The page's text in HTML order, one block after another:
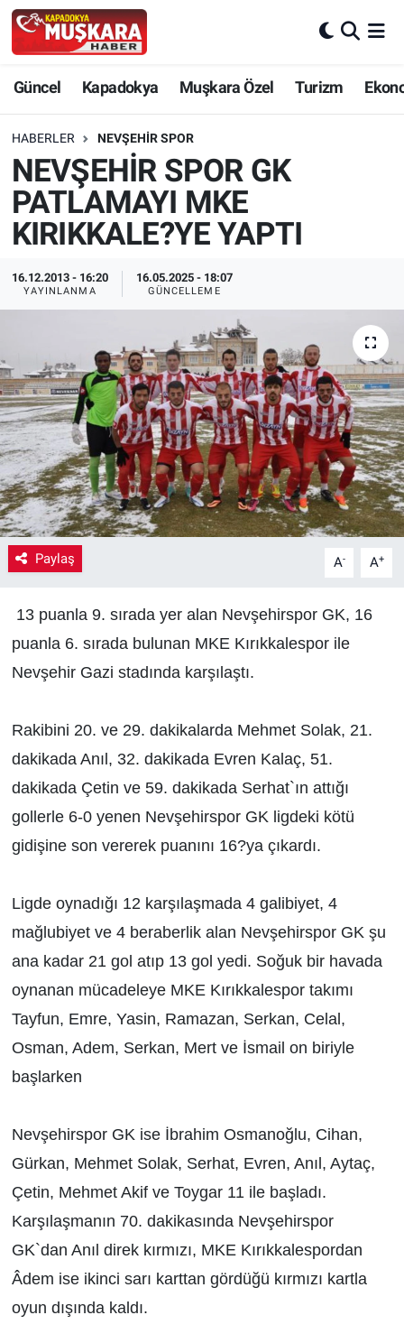
Güncel Kapadokya Muşkara Özel Turizm
HABERLER NEVŞEHIR SPOR
NEVŞEHİR SPOR GK
PATLAMAYI MKE
KIRIKKALE?YE YAPTI
16.12.2013 - 16:20
YAYINLANMA
16.05.2025 - 18:07
GÜNCELLEME
Paylaş A- A+
13 puanla 9. sırada yer alan Nevşehirspor GK, 16
puanla 6. sırada bulunan MKE Kırıkkalespor ile
Nevşehir Gazi stadında karşılaştı.
Rakibini 20. ve 29. dakikalarda Mehmet Solak, 21.
dakikada Anıl, 32. dakikada Evren Kalaç, 51.
dakikada Çetin ve 59. dakikada Serhat`ın attığı
gollerle 6-0 yenen Nevşehirspor GK ligdeki kötü
gidişine son vererek puanını 16?ya çıkardı.
Ligde oynadığı 12 karşılaşmada 4 galibiyet, 4
mağlubiyet ve 4 beraberlik alan Nevşehirspor GK şu
ana kadar 21 gol atıp 13 gol yedi. Soğuk bir havada
oynanan mücadeleye MKE Kırıkkalespor takımı
Tayfun, Emre, Yasin, Ramazan, Serkan, Celal,
Osman, Adem, Serkan, Mert ve İsmail on biriyle
başlarken
Nevşehirspor GK ise İbrahim Osmanoğlu, Cihan,
Gürkan, Mehmet Solak, Serhat, Evren, Anıl, Aytaç,
Çetin, Mehmet Akif ve Toygar 11 ile başladı.
Karşılaşmanın 70. dakikasında Nevşehirspor
GK`dan Anıl direk kırmızı, MKE Kırıkkalespordan
Âdem ise ikinci sarı karttan gördüğü kırmızı kartla
oyun dışında kaldı.
Güncel
SEÇİM
Muşkara Özel
Kapadokya
Kültür - Sanat
Yaşam
VEFATLAR
Nevşehir Hava Durumu
Nevşehir Trafik Yoğunluk Haritası
Süper Lig Puan Durumu ve Fikstür
Son Dakika Haberleri
Haber Arşivi